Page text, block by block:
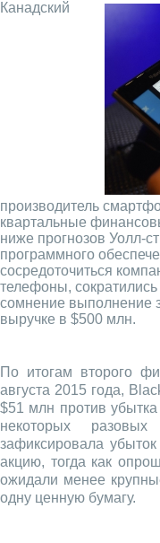
Канадский
производитель
квартальные
ниже прогнозов Уолл-
программного
сосредоточиться
телефоны,
сомнение выполнение
выручке в $500 млн.
По итогам второго
августа 2015 года,
$51 млн против
некоторых
зафиксировала
акцию, тогда как
ожидали менее
одну ценную бумагу.